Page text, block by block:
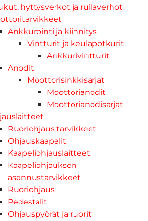
hyttysverkot ja rullaverhot
Ankkurointi ja kiinnitys
Vintturit ja keulapotkurit
Ankkurivintturit
Anodit
Moottorisinkkisarjat
Moottorianodit
Moottorianodisarjat
Ruoriohjaus tarvikkeet
Ohjauskaapelit
Kaapeliohjauslaitteet
Kaapeliohjauksen
asennustarvikkeet
Ruoriohjaus
Pedestalit
Ohjauspyörät ja ruorit